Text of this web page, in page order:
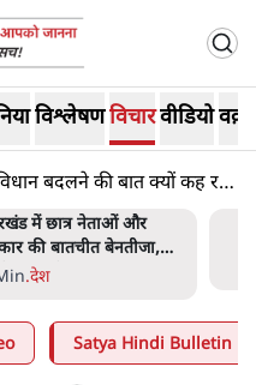
विश्लेषणविचारवीडियो
बदलने की बात क्यों कह रहे
में छात्र नेताओं और
की बातचीत बेनतीजा,
जारी
.देश
Satya Hindi Bulletin